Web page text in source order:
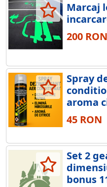
Marcaj
200 RON
Spray
aroma
45 RON
Set 2
bonus